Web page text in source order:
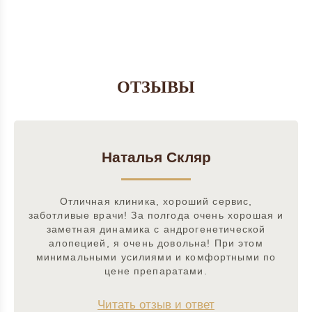
ОТЗЫВЫ
Наталья Скляр
Отличная клиника, хороший сервис,
заботливые врачи! За полгода очень хорошая и
заметная динамика с андрогенетической
алопецией, я очень довольна! При этом
минимальными усилиями и комфортными по
цене препаратами.
Читать отзыв и ответ